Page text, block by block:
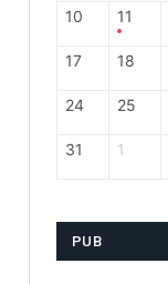
10 11
17 18
24 25
31 1
PUB